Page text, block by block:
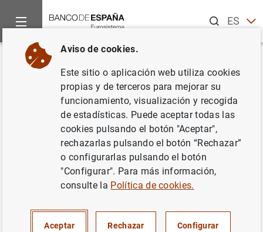
ESEN
Inicio Noticias y eventos
Volver
Indicadores financieros
estructurales de la UE: final de
2016 (resultados preliminares)
Indicadores financieros estructurales de la
Aviso de cookies.
Este sitio o aplicación web utiliza cookies
propias y de terceros para mejorar su
funcionamiento, visualización y recogida
de estadísticas. Puede aceptar todas las
cookies pulsando el botón "Aceptar",
rechazarlas pulsando el botón “Rechazar”
o configurarlas pulsando el botón
"Configurar". Para más información,
consulte la Política de cookies.
Aceptar Rechazar Configurar